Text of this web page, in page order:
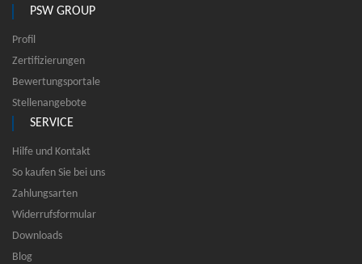
PSW GROUP
Profil
Zertifizierungen
Bewertungsportale
Stellenangebote
SERVICE
Hilfe und Kontakt
So kaufen Sie bei uns
Zahlungsarten
Widerrufsformular
Downloads
Blog